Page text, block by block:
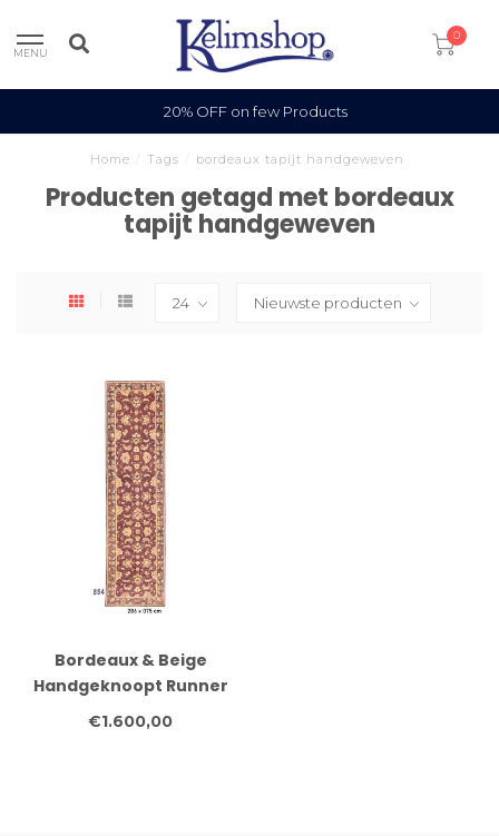
MENU
0
20% OFF on few Products
Home Tags bordeaux tapijt handgeweven
Producten getagd met bordeaux
tapijt handgeweven
Bordeaux & Beige
Handgeknoopt Runner
Tapijt – 286 x 075 cm –
€1.600,00